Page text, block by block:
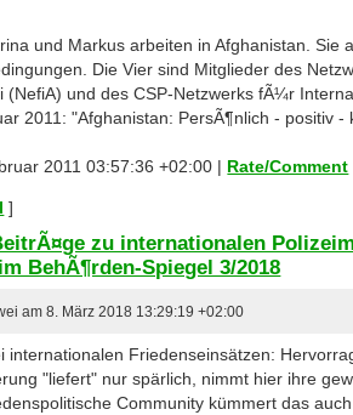
und Markus arbeiten in Afghanistan.
Die Vier sind Mitglieder des
(NefiA) und des CSP-Netzwerks fÃ¼r
2011: "Afghanistan: PersÃ¶nlich - positiv -
2011 03:57:36 +02:00 | Rate/Comment
]
zu internationalen
BehÃ¶rden-Spiegel 3/2018
am 8. März 2018 13:29:19 +02:00
internationalen Friedenseinsätzen:
"liefert" nur spärlich, nimmt hier ihre
Community kümmert das